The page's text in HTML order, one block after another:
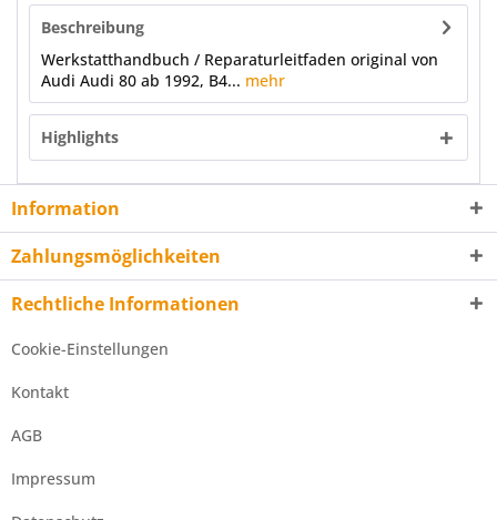
Beschreibung
Werkstatthandbuch / Reparaturleitfaden original von
Audi Audi 80 ab 1992, B4... mehr
Highlights
Information
Zahlungsmöglichkeiten
Rechtliche Informationen
Cookie-Einstellungen
Kontakt
AGB
Impressum